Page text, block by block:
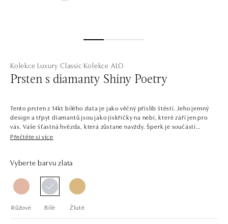
Kolekce Luxury Classic Kolekce ALO
Prsten s diamanty Shiny Poetry
Tento prsten z 14kt bílého zlata je jako věčný příslib štěstí. Jeho jemný
design a třpyt diamantů jsou jako jiskřičky na nebi, které září jen pro
vás. Vaše šťastná hvězda, která zůstane navždy. Šperk je součástí
kolekce Luxury Classic.
Luxury Classic dává hlavní slovo centrálním kamenům, jejichž třpyt
šperky i odvážnější kousky s barevnými drahokamy. Svůj vysněný
doplněk, nebo vytoužený zásnubní prsten si zde vybere opravdu každý.
Společnost ALO diamonds vyrábí v Čechách šperky z diamantů a
drahých kamenů už téměř 30 let. Každý šperk je tak originál a je také
Přečtěte si více
Vyberte barvu zlata
Růžové Bílé Žluté